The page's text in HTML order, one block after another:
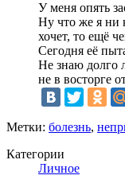
У меня опять
Ну что же я ни
хочет, то ещё
Сегодня её
Не знаю долго
не в восторге
Метки: болезнь,
Категории
Личное